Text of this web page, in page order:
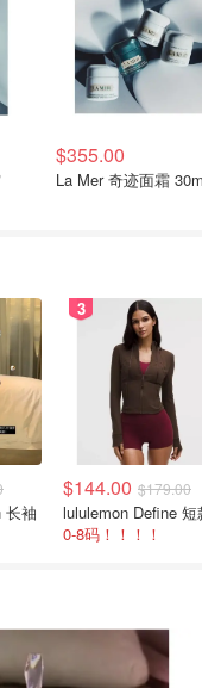
$355.00
La Mer 奇迹面霜
3
$144.00 $179.00
0-8码！！！！